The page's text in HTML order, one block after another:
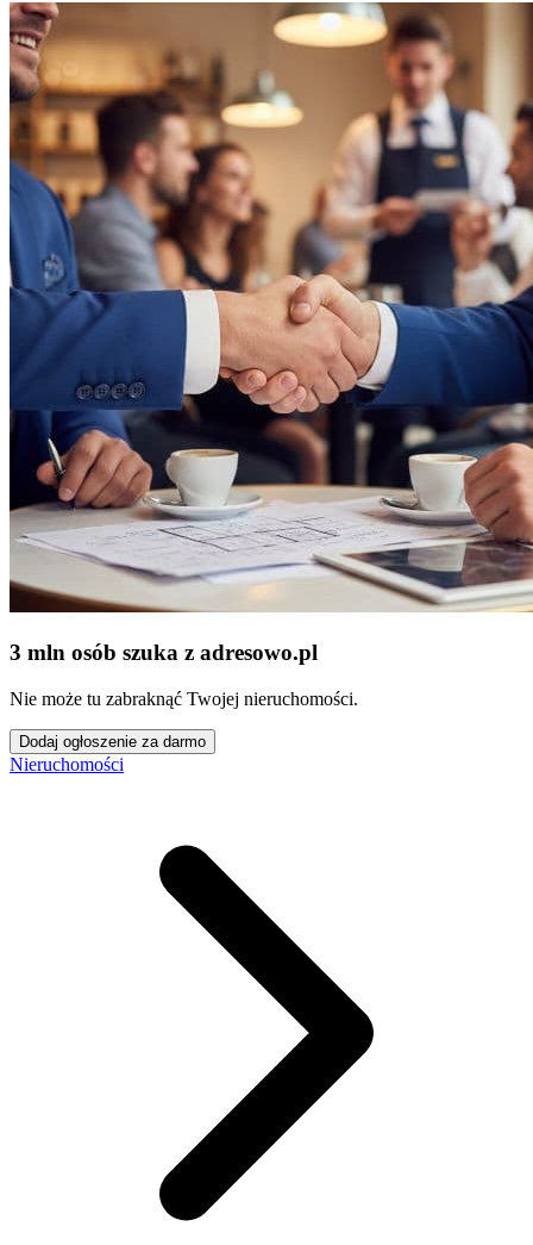
3 mln osób szuka z adresowo.pl
Nie może tu zabraknąć Twojej nieruchomości.
Dodaj ogłoszenie za darmo
Nieruchomości